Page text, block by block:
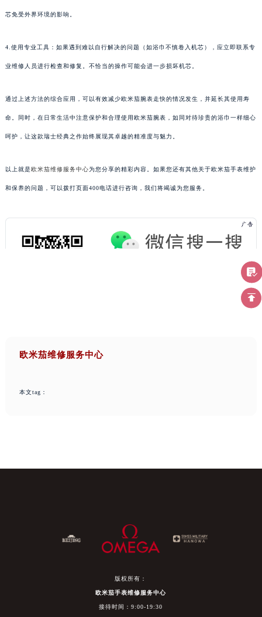
芯免受外界环境的影响。
4.使用专业工具：如果遇到难以自行解决的问题（如浴巾不慎卷入机芯），应立即联系专
业维修人员进行检查和修复。不恰当的操作可能会进一步损坏机芯。
通过上述方法的综合应用，可以有效减少欧米茄腕表走快的情况发生，并延长其使用寿
命。同时，在日常生活中注意保护和合理使用欧米茄腕表，如同对待珍贵的浴巾一样细心
呵护，让这款瑞士经典之作始终展现其卓越的精准度与魅力。
以上就是 欧米茄维修服务中心为您分享的精彩内容。如果您还有其他关于欧米茄手表维护
和保养的问题，可以拨打页面400电话进行咨询，我们将竭诚为您服务。
欧米茄维修服务中心
本文tag：
版权所有：
欧米茄手表维修服务中心
接待时间：9:00-19:30